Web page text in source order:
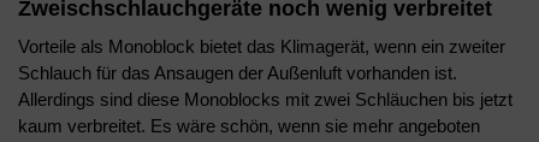
Zweischschlauchgeräte noch wenig verbreitet
Vorteile als Monoblock bietet das Klimagerät, wenn ein zweiter
Schlauch für das Ansaugen der Außenluft vorhanden ist.
Allerdings sind diese Monoblocks mit zwei Schläuchen bis jetzt
kaum verbreitet. Es wäre schön, wenn sie mehr angeboten